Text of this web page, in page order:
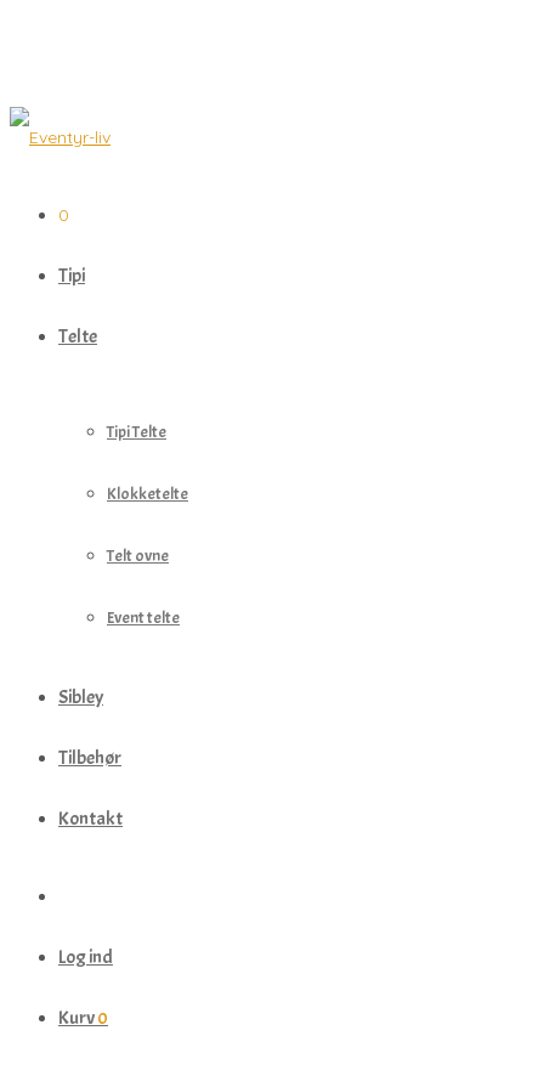
0
Tipi
Telte
Tipi Telte
Klokketelte
Telt ovne
Event telte
Sibley
Tilbehør
Kontakt
Log ind
Kurv0